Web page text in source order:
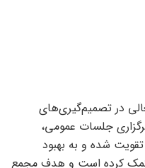
در تصمیم‌گیری‌های
جلسات عمومی،
شده و به بهبود
کرده است و هدف مجمع